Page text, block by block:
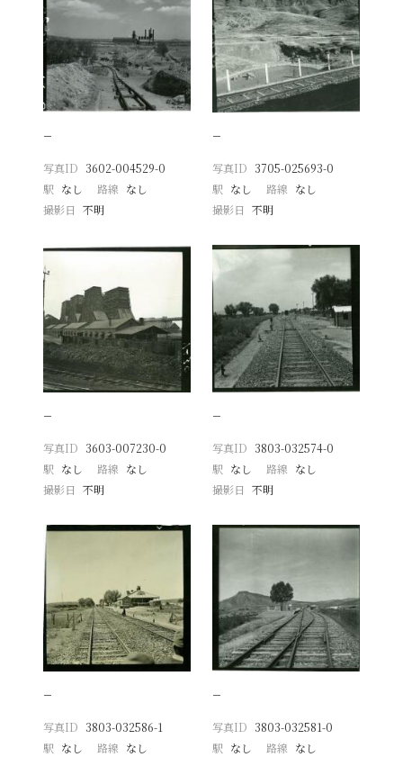
−
写真ID 3602-004529-0
駅 なし 路線 なし
撮影日
不明
−
写真ID 3705-025693-0
駅 なし 路線 なし
撮影日 不明
−
写真ID 3603-007230-0
駅 なし 路線 なし
撮影日
不明
−
写真ID 3803-032574-0
駅 なし 路線 なし
撮影日 不明
−
写真ID 3803-032586-1
駅 なし 路線 なし
−
写真ID 3803-032581-0
駅 なし 路線 なし